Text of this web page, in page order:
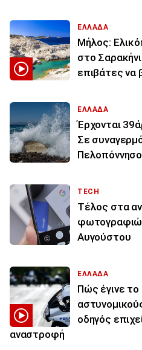
ΕΛΛΑΔΑ
Μήλος:
στο
επιβάτες να
ΕΛΛΑΔΑ
Έρχονται
Σε
TECH
Τέλος στα
Αυγούστου
ΕΛΛΑΔΑ
Πώς έγινε
οδηγός
αναστροφή